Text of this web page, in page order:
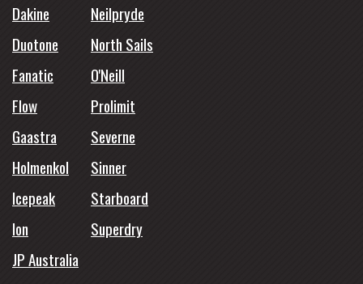
Dakine
Neilpryde
Duotone
North Sails
Fanatic
O'Neill
Flow
Prolimit
Gaastra
Severne
Holmenkol
Sinner
Icepeak
Starboard
Ion
Superdry
JP Australia